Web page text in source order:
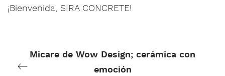
¡Bienvenida, SIRA CONCRETE!
Micare de Wow Design; cerámica con
emoción